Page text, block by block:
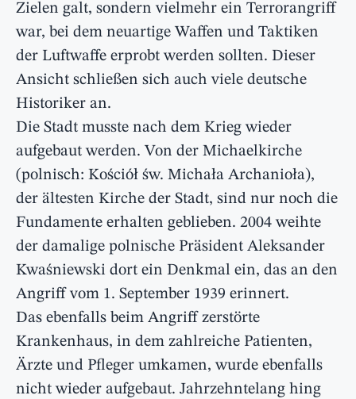
Zielen galt, sondern vielmehr ein Terrorangriff
war, bei dem neuartige Waffen und Taktiken
der Luftwaffe erprobt werden sollten. Dieser
Ansicht schließen sich auch viele deutsche
Historiker an.
Die Stadt musste nach dem Krieg wieder
aufgebaut werden. Von der Michaelkirche
(polnisch: Kościół św. Michała Archanioła),
der ältesten Kirche der Stadt, sind nur noch die
Fundamente erhalten geblieben. 2004 weihte
der damalige polnische Präsident Aleksander
Kwaśniewski dort ein Denkmal ein, das an den
Angriff vom 1. September 1939 erinnert.
Das ebenfalls beim Angriff zerstörte
Krankenhaus, in dem zahlreiche Patienten,
Ärzte und Pfleger umkamen, wurde ebenfalls
nicht wieder aufgebaut. Jahrzehntelang hing